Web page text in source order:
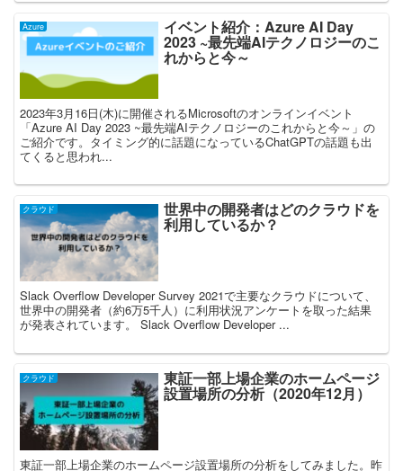
Azure イベント紹介：Azure AI Day
2023 ~最先端AIテクノロジーのこ
れからと今～
2023年3月16日(木)に開催されるMicrosoftのオンラインイベント
「Azure AI Day 2023 ~最先端AIテクノロジーのこれからと今～」の
ご紹介です。タイミング的に話題になっているChatGPTの話題も出
てくると思われ...
クラウド 世界中の開発者はどのクラウドを
利用しているか？
Slack Overflow Developer Survey 2021で主要なクラウドについて、
世界中の開発者（約6万5千人）に利用状況アンケートを取った結果
が発表されています。 Slack Overflow Developer ...
クラウド 東証一部上場企業のホームページ
設置場所の分析（2020年12月）
東証一部上場企業のホームページ設置場所の分析をしてみました。昨